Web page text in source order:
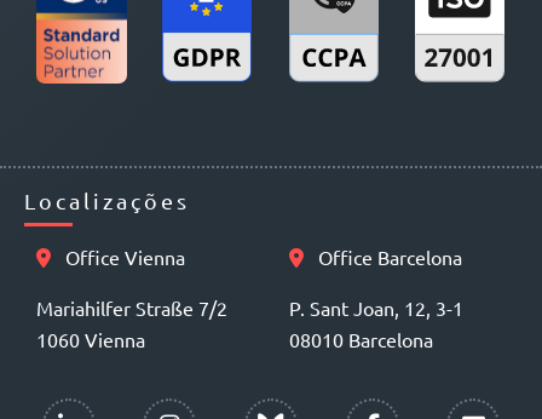
Localizações
Office Vienna
Mariahilfer Straße 7/2
1060 Vienna
Office Barcelona
P. Sant Joan, 12, 3-1
08010 Barcelona